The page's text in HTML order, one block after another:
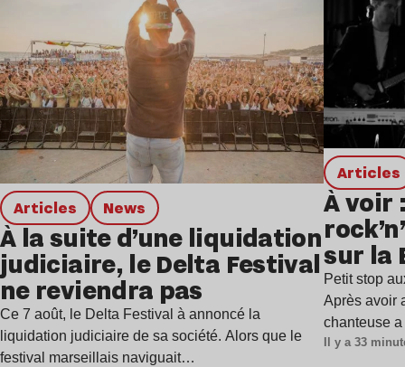
Articles news
À la suite d’une liquidation
judiciaire, le Delta Festival
ne reviendra pas
Ce 7 août, le Delta Festival à annoncé la
liquidation judiciaire de sa société. Alors que le
festival marseillais naviguait…
Articles
À voir
sur la
Petit stop
Après avoir
chanteuse
Il y a 33